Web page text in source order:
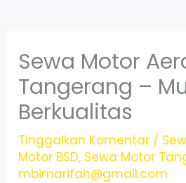
Sewa Motor
Tangerang –
Berkualitas
Tinggalkan Komentar /
Motor BSD, Sewa Motor
mbimarifah@gmail.com